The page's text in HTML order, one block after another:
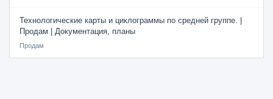
Технологические карты и циклограммы по средней группе. |
Продам | Документация, планы
Продам